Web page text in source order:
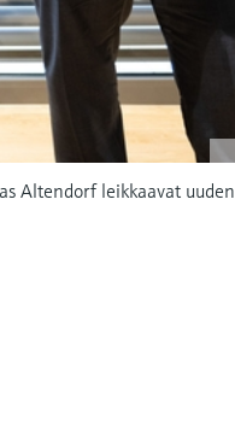
Altendorf leikkaavat uuden